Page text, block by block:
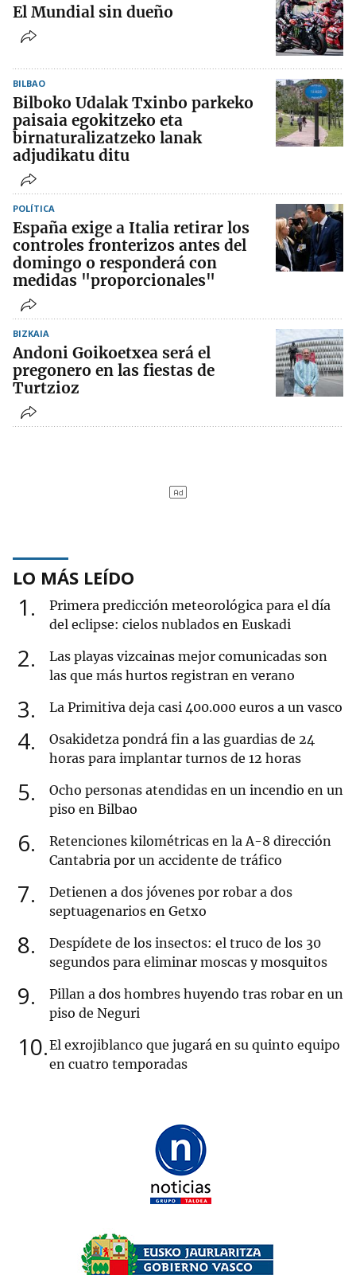
El Mundial sin dueño
BILBAO
Bilboko Udalak Txinbo parkeko
paisaia egokitzeko eta
birnaturalizatzeko lanak
adjudikatu ditu
POLÍTICA
España exige a Italia retirar los
controles fronterizos antes del
domingo o responderá con
medidas "proporcionales"
BIZKAIA
Andoni Goikoetxea será el
pregonero en las fiestas de
Turtzioz
LO MÁS LEÍDO
1
Primera predicción meteorológica para el día
del eclipse: cielos nublados en Euskadi
2
Las playas vizcainas mejor comunicadas son
las que más hurtos registran en verano
3 La Primitiva deja casi 400.000 euros a un vasco
4
Osakidetza pondrá fin a las guardias de 24
horas para implantar turnos de 12 horas
5
Ocho personas atendidas en un incendio en un
piso en Bilbao
6
Retenciones kilométricas en la A-8 dirección
Cantabria por un accidente de tráfico
7
Detienen a dos jóvenes por robar a dos
septuagenarios en Getxo
8
Despídete de los insectos: el truco de los 30
segundos para eliminar moscas y mosquitos
9
Pillan a dos hombres huyendo tras robar en un
piso de Neguri
10 El exrojiblanco que jugará en su quinto equipo
en cuatro temporadas